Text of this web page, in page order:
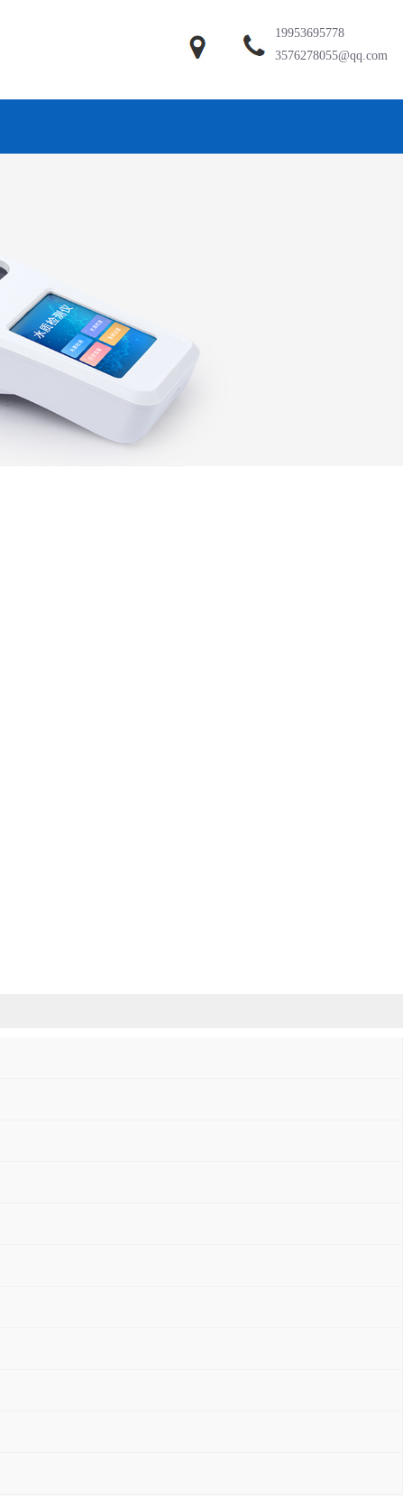
19953695778
3576278055@qq.com